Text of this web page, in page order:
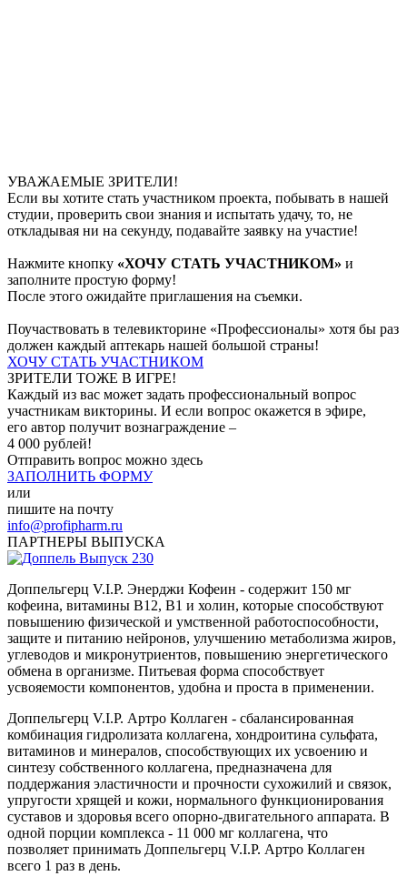
УВАЖАЕМЫЕ ЗРИТЕЛИ!
Если вы хотите стать участником проекта, побывать в нашей
студии, проверить свои знания и испытать удачу, то, не
откладывая ни на секунду, подавайте заявку на участие!
Нажмите кнопку «ХОЧУ СТАТЬ УЧАСТНИКОМ» и
заполните простую форму!​
После этого ожидайте приглашения на съемки.
Поучаствовать в телевикторине «Профессионалы» хотя бы раз
должен каждый аптекарь нашей большой страны!
ХОЧУ СТАТЬ УЧАСТНИКОМ
ЗРИТЕЛИ ТОЖЕ В ИГРЕ!
Каждый из вас может задать профессиональный вопрос
участникам викторины. И если вопрос окажется в эфире,
его автор получит вознаграждение –
4 000 рублей!
Отправить вопрос можно здесь
ЗАПОЛНИТЬ ФОРМУ
или
пишите на почту
info@profipharm.ru
ПАРТНЕРЫ ВЫПУСКА
Доппельгерц V.I.P. Энерджи Кофеин - содержит 150 мг
кофеина, витамины В12, В1 и холин, которые способствуют
повышению физической и умственной работоспособности,
защите и питанию нейронов, улучшению метаболизма жиров,
углеводов и микронутриентов, повышению энергетического
обмена в организме. Питьевая форма способствует
усвояемости компонентов, удобна и проста в применении.
Доппельгерц V.I.P. Артро Коллаген - сбалансированная
комбинация гидролизата коллагена, хондроитина сульфата,
витаминов и минералов, способствующих их усвоению и
синтезу собственного коллагена, предназначена для
поддержания эластичности и прочности сухожилий и связок,
упругости хрящей и кожи, нормального функционирования
суставов и здоровья всего опорно-двигательного аппарата. В
одной порции комплекса - 11 000 мг коллагена, что
позволяет принимать Доппельгерц V.I.P. Артро Коллаген
всего 1 раз в день.